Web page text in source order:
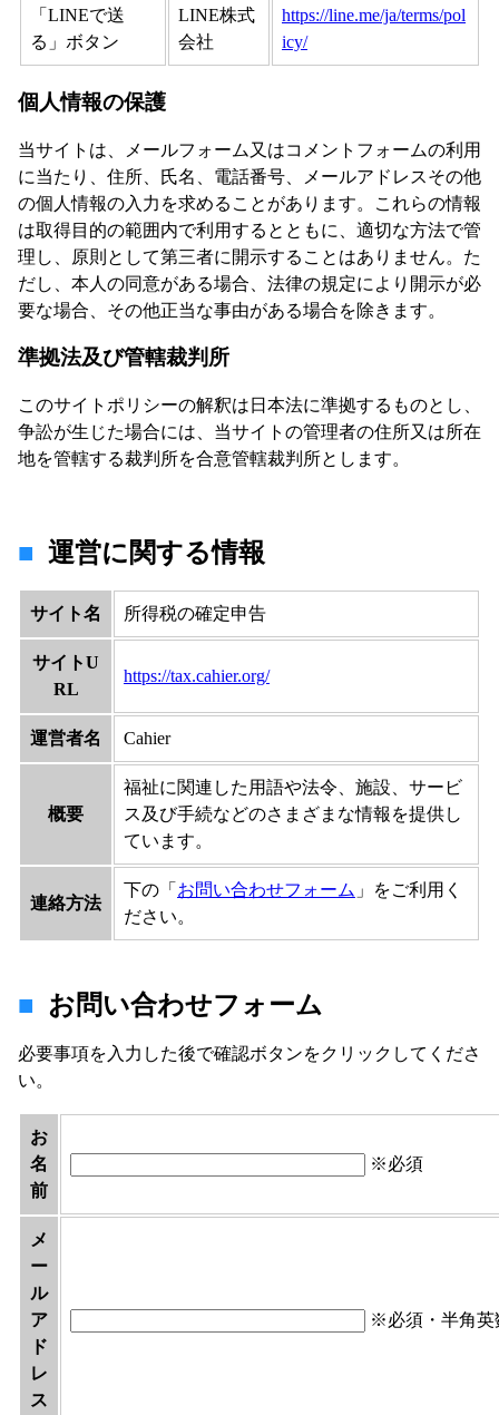
「LINEで送
る」ボタン
LINE株式
会社
https://line.me/ja/terms/pol
icy/
個人情報の保護
当サイトは、メールフォーム又はコメントフォームの利用
に当たり、住所、氏名、電話番号、メールアドレスその他
の個人情報の入力を求めることがあります。これらの情報
は取得目的の範囲内で利用するとともに、適切な方法で管
理し、原則として第三者に開示することはありません。た
だし、本人の同意がある場合、法律の規定により開示が必
要な場合、その他正当な事由がある場合を除きます。
準拠法及び管轄裁判所
このサイトポリシーの解釈は日本法に準拠するものとし、
争訟が生じた場合には、当サイトの管理者の住所又は所在
地を管轄する裁判所を合意管轄裁判所とします。
運営に関する情報
サイト名 所得税の確定申告
サイトU
RL
https://tax.cahier.org/
運営者名 Cahier
概要
福祉に関連した用語や法令、施設、サービ
ス及び手続などのさまざまな情報を提供し
ています。
連絡方法
下の「 お問い合わせフォーム 」をご利用く
ださい。
お問い合わせフォーム
必要事項を入力した後で確認ボタンをクリックしてくださ
い。
お
名
前
※必須
メ
ー
ル
ア
ド
レ
ス
※必須・半角英